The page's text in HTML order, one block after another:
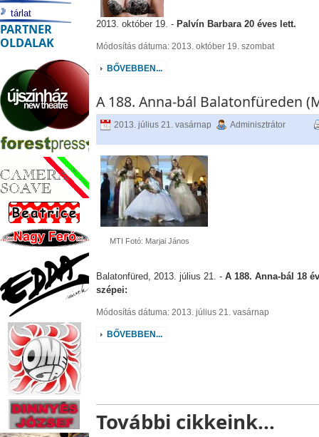
2013. október 19. - Palvín Barbara 20 éves lett.
Módosítás dátuma: 2013. október 19. szombat
BŐVEBBEN...
A 188. Anna-bál Balatonfüreden
2013. július 21. vasárnap Adminisztrátor
MTI Fotó: Marjai János
Balatonfüred, 2013. július 21. -A 188. Anna-bál 18
szépei:
Módosítás dátuma: 2013. július 21. vasárnap
BŐVEBBEN...
További cikkeink...
tárlat
PARTNER
OLDALAK